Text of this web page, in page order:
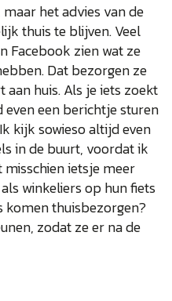
het advies van de
thuis te blijven. Veel
Facebook zien wat ze
Dat bezorgen ze
aan huis. Als je iets zoekt
een berichtje sturen
kijk sowieso altijd even
in de buurt, voordat ik
ietsje meer
winkeliers op hun fiets
thuisbezorgen?
zodat ze er na de